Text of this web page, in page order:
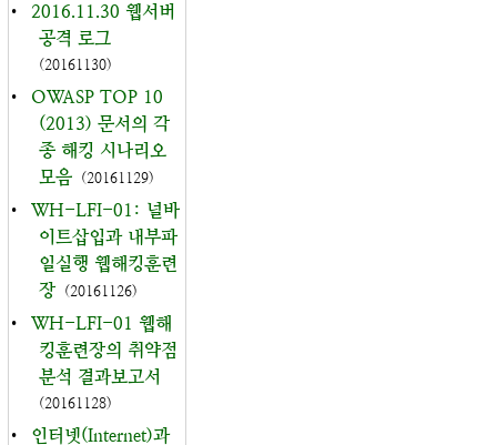
•
2016.11.30 웹서버
공격 로그
(20161130)
•
OWASP TOP 10
(2013) 문서의 각
종 해킹 시나리오
모음 (20161129)
•
WH-LFI-01: 널바
이트삽입과 내부파
일실행 웹해킹훈련
장 (20161126)
•
WH-LFI-01 웹해
킹훈련장의 취약점
분석 결과보고서
(20161128)
• 인터넷(Internet)과